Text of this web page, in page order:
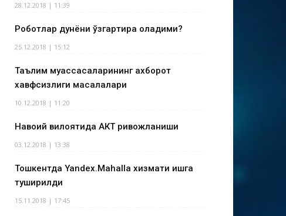
28.12.2018 | 11:39
Роботлар дунёни ўзгартира оладими?
25.12.2018 | 15:12
Таълим муассасаларининг ахборот
хавфсизлиги масалалари
10.12.2018 | 11:20
Навоий вилоятида АКТ ривожланиши
03.12.2018 | 13:38
Тошкентда Yandex.Mahalla хизмати ишга
туширилди
15.11.2018 | 17:45